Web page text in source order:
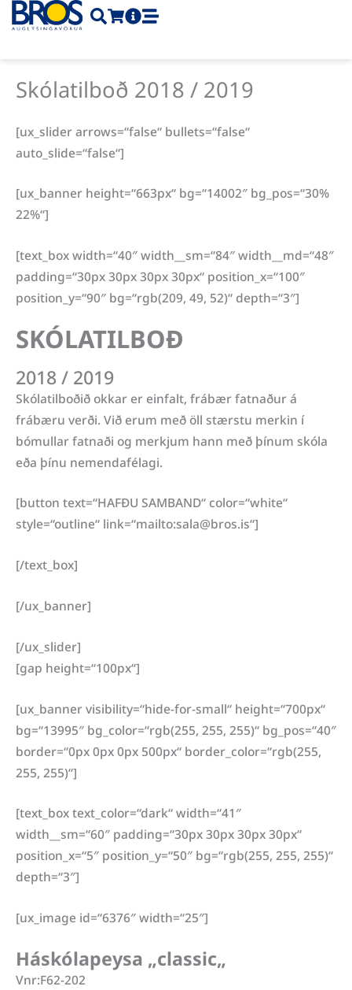
Skip
Skólatilboð 2018 / 2019
[ux_slider arrows=“false“ bullets=“false“
auto_slide=“false“]
[ux_banner height=“663px“ bg=“14002″ bg_pos=“30%
22%“]
[text_box width=“40″ width__sm=“84″ width__md=“48″
padding=“30px 30px 30px 30px“ position_x=“100″
position_y=“90″ bg=“rgb(209, 49, 52)“ depth=“3″]
SKÓLATILBOÐ
2018 / 2019
Skólatilboðið okkar er einfalt, frábær fatnaður á
frábæru verði. Við erum með öll stærstu merkin í
bómullar fatnaði og merkjum hann með þínum skóla
eða þínu nemendafélagi.
[button text=“HAFÐU SAMBAND“ color=“white“
style=“outline“ link=“mailto:sala@bros.is“]
[/text_box]
[/ux_banner]
[/ux_slider]
[gap height=“100px“]
[ux_banner visibility=“hide-for-small“ height=“700px“
bg=“13995″ bg_color=“rgb(255, 255, 255)“ bg_pos=“40″
border=“0px 0px 0px 500px“ border_color=“rgb(255,
255, 255)“]
[text_box text_color=“dark“ width=“41″
width__sm=“60″ padding=“30px 30px 30px 30px“
position_x=“5″ position_y=“50″ bg=“rgb(255, 255, 255)“
depth=“3″]
[ux_image id=“6376″ width=“25″]
Háskólapeysa „classic„
Vnr:F62-202